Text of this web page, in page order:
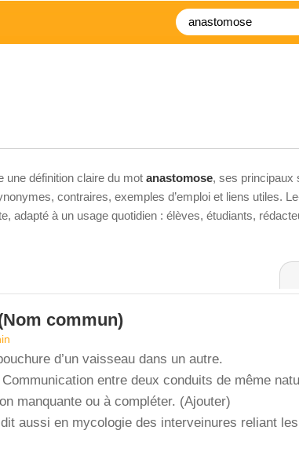
une définition claire du mot anastomose, ses principaux
contraires, exemples d’emploi et liens utiles.
adapté à un usage quotidien : élèves, étudiants,
commun)
d’un vaisseau dans un autre.
entre deux conduits de même
manquante ou à compléter. (Ajouter)
aussi en mycologie des interveinures reliant